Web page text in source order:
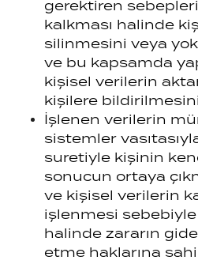
gerektiren
kalkması halinde
silinmesini veya
ve bu kapsamda
kişisel verilerin
kişilere
İşlenen verilerin
sistemler
suretiyle kişinin
sonucun ortaya
ve kişisel verilerin
işlenmesi
halinde zararın
etme haklarına